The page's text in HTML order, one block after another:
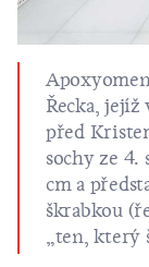
Řecka,
před
sochy ze
cm a
škrabkou
„ten, který